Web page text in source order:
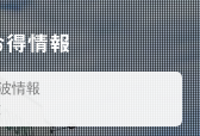
得情報
情報